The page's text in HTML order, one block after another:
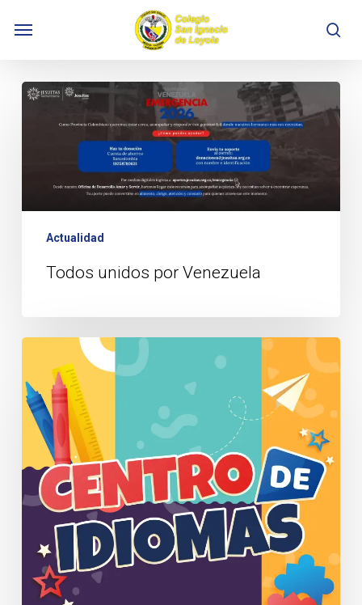
Menu
Todos
Venezuela
Actualidad
Todos unidos por Venezuela
¡Inscríbete
el
Centro
de
Idiomas!